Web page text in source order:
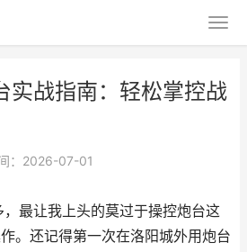
实战指南：轻松掌控战
：2026-07-01
最让我上头的莫过于操控炮台这
。还记得第一次在洛阳城外用炮台